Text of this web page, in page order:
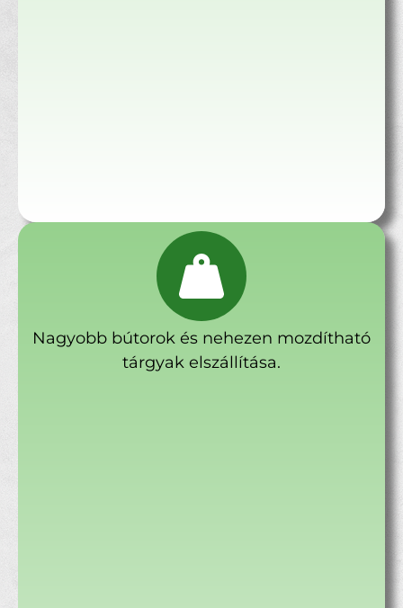
Nagyobb bútorok és nehezen mozdítható
tárgyak elszállítása.